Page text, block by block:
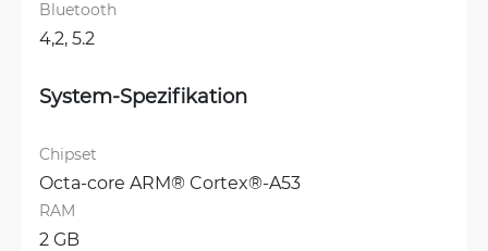
Bluetooth
4,2, 5.2
System-Spezifikation
Chipset
Octa-core ARM® Cortex®-A53
RAM
2 GB